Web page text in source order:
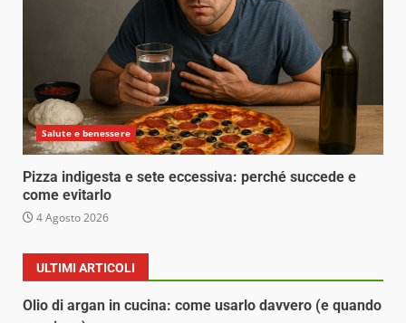
Salute e benessere
Pizza indigesta e sete eccessiva: perché succede e
come evitarlo
4 Agosto 2026
ULTIMI ARTICOLI
Olio di argan in cucina: come usarlo davvero (e quando